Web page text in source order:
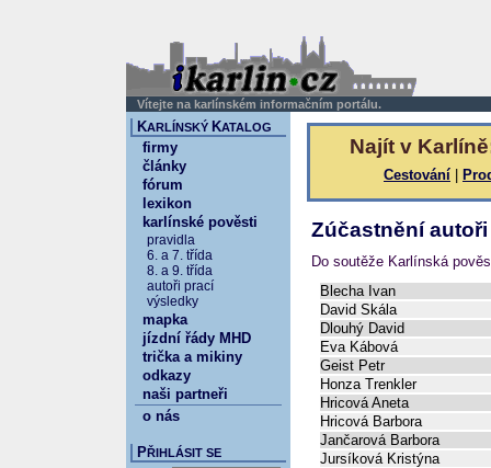
Vítejte na karlínském informačním portálu.
Najít v
Cestování
Zúčastnění autoři
Do soutěže Karlínská
Blecha Ivan
David Skála
Dlouhý David
Eva Kábová
Geist Petr
Honza Trenkler
Hricová Aneta
Hricová Barbora
Jančarová Barbora
Jursíková Kristýna
KARLÍNSKÝ KATALOG
firmy
články
fórum
lexikon
karlínské pověsti
pravidla
6. a 7. třída
8. a 9. třída
autoři prací
výsledky
mapka
jízdní řády MHD
trička a mikiny
odkazy
naši partneři
o nás
PŘIHLÁSIT SE